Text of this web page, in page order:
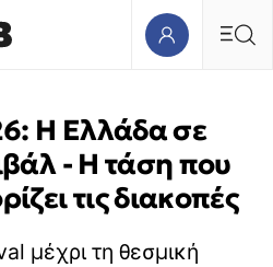
Η Ελλάδα σε
- Η τάση που
τις διακοπές
μέχρι τη θεσμική